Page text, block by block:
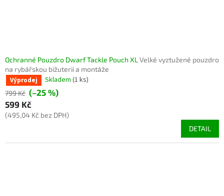
Ochranné Pouzdro Dwarf Tackle Pouch XL Velké vyztužené pouzdro
na rybářskou bižuterii a montáže
Výprodej Skladem (1 ks)
799 Kč (–25 %)
599 Kč
(495,04 Kč bez DPH)
DETAIL